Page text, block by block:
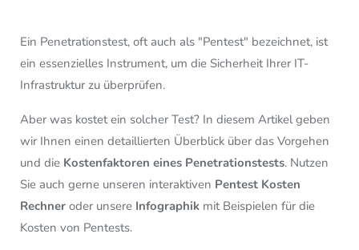
Ein Penetrationstest, oft auch als "Pentest" bezeichnet, ist
ein essenzielles Instrument, um die Sicherheit Ihrer IT-
Infrastruktur zu überprüfen.
Aber was kostet ein solcher Test? In diesem Artikel geben
wir Ihnen einen detaillierten Überblick über das Vorgehen
und die Kostenfaktoren eines Penetrationstests. Nutzen
Sie auch gerne unseren interaktiven Pentest Kosten
Rechner oder unsere Infographik mit Beispielen für die
Kosten von Pentests.